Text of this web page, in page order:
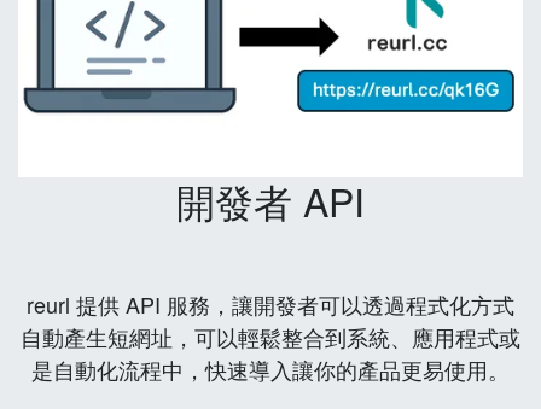
開發者 API
reurl 提供 API 服務，讓開發者可以透過程式化方式
自動產生短網址，可以輕鬆整合到系統、應用程式或
是自動化流程中，快速導入讓你的產品更易使用。